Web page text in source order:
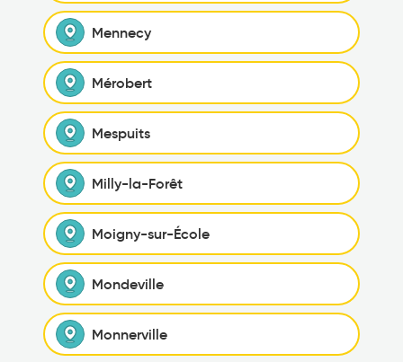
Mennecy
Mérobert
Mespuits
Milly-la-Forêt
Moigny-sur-École
Mondeville
Monnerville